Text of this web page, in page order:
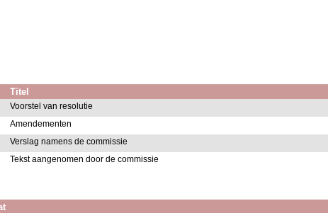
Titel
Voorstel van resolutie
Amendementen
Verslag namens de commissie
Tekst aangenomen door de commissie